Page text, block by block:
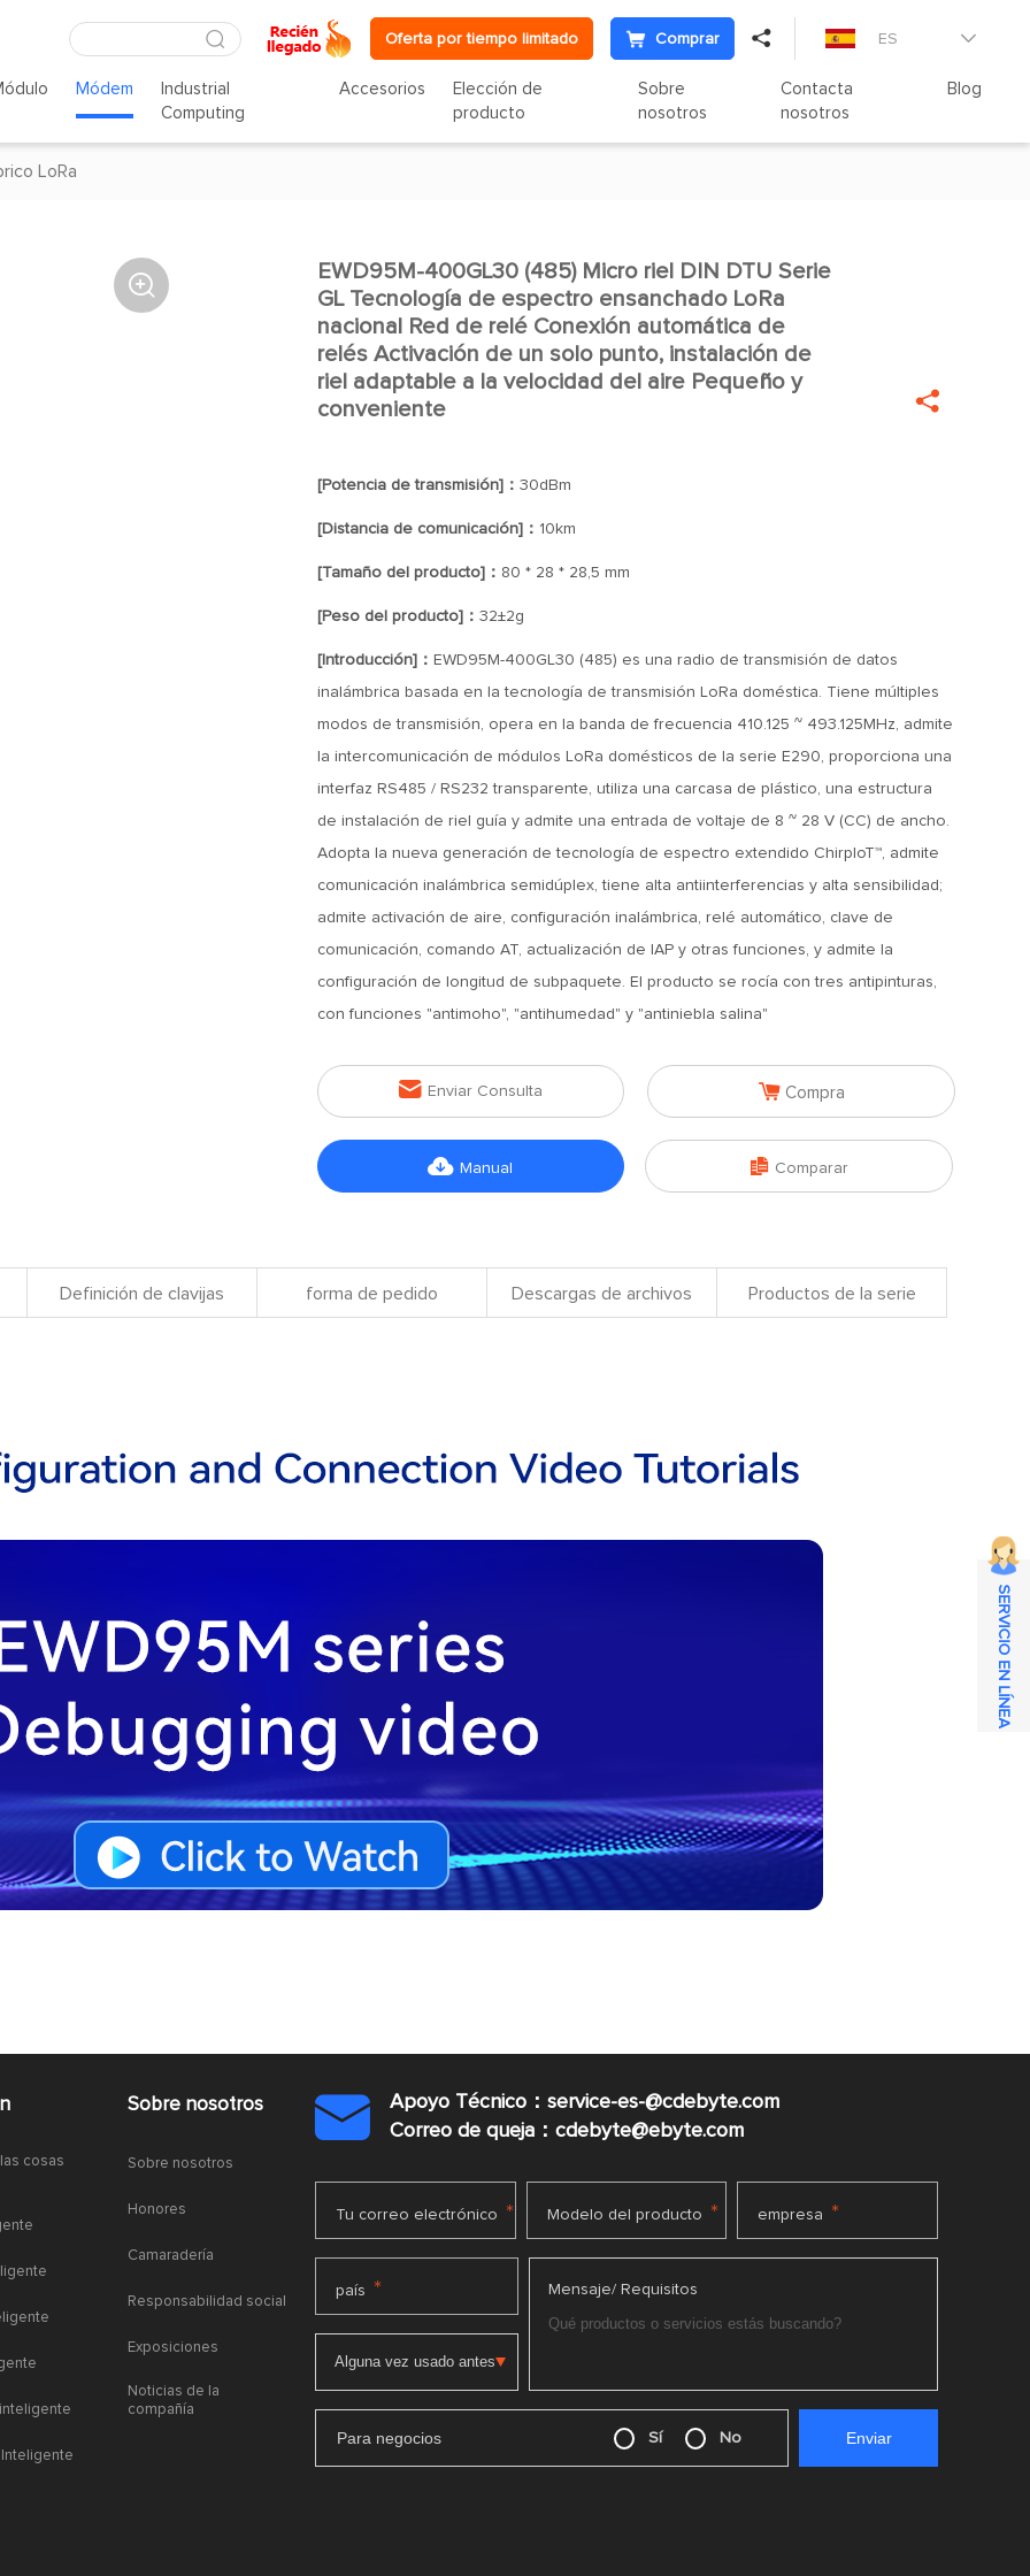
Oferta por tiempo limitado Comprar  ES 
Módem
Industrial
Computing
Accesorios
Elección de
producto
Sobre
nosotros
Contacta
nosotros
Blog
LoRa
 
EWD95M-400GL30 (485) Micro riel DIN DTU Serie
GL Tecnología de espectro ensanchado LoRa
nacional Red de relé Conexión automática de
relés Activación de un solo punto, instalación de
riel adaptable a la velocidad del aire Pequeño y
conveniente

[Potencia de transmisión]： 30dBm
[Distancia de comunicación]： 10km
[Tamaño del producto]： 80 * 28 * 28,5 mm
[Peso del producto]： 32±2g
[Introducción]： EWD95M-400GL30 (485) es una radio de transmisión de datos
inalámbrica basada en la tecnología de transmisión LoRa doméstica. Tiene múltiples
modos de transmisión, opera en la banda de frecuencia 410.125 ~ 493.125MHz, admite
la intercomunicación de módulos LoRa domésticos de la serie E290, proporciona una
interfaz RS485 / RS232 transparente, utiliza una carcasa de plástico, una estructura
de instalación de riel guía y admite una entrada de voltaje de 8 ~ 28 V (CC) de ancho.
Adopta la nueva generación de tecnología de espectro extendido ChirpIoT™, admite
comunicación inalámbrica semidúplex, tiene alta antiinterferencias y alta sensibilidad;
admite activación de aire, configuración inalámbrica, relé automático, clave de
comunicación, comando AT, actualización de IAP y otras funciones, y admite la
configuración de longitud de subpaquete. El producto se rocía con tres antipinturas,
con funciones "antimoho", "antihumedad" y "antiniebla salina"
 Enviar Consulta  Compra
 Manual  Comparar
Definición de clavijas forma de pedido Descargas de archivos Productos de la serie
cosas
Sobre nosotros
Sobre nosotros
Honores
Camaradería
Responsabilidad social
Exposiciones
Noticias de la
compañía

Apoyo Técnico：service-es-@cdebyte.com
Correo de queja：cdebyte@ebyte.com
Tu correo electrónico * Modelo del producto * empresa *
país * Mensaje/ Requisitos
Para negocios Sí No
SERVICIO EN LÍNEA